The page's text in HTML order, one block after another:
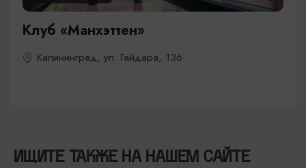
Клуб «Манхэттен»
Калининград, ул. Гайдара, 136
ИЩИТЕ ТАКЖЕ НА НАШЕМ САЙТЕ